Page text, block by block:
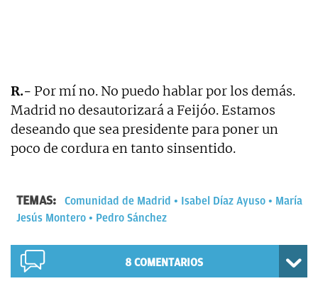
R.- Por mí no. No puedo hablar por los demás.
Madrid no desautorizará a Feijóo. Estamos
deseando que sea presidente para poner un
poco de cordura en tanto sinsentido.
TEMAS: Comunidad de Madrid Isabel Díaz Ayuso
María
Jesús Montero
Pedro Sánchez
8 COMENTARIOS